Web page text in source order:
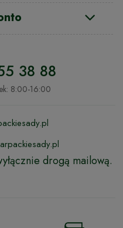
38 88
8:00-16:00
drogą mailową.